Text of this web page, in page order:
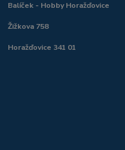
Balíček - Hobby Horažďovice
Žižkova 758
Horažďovice 341 01